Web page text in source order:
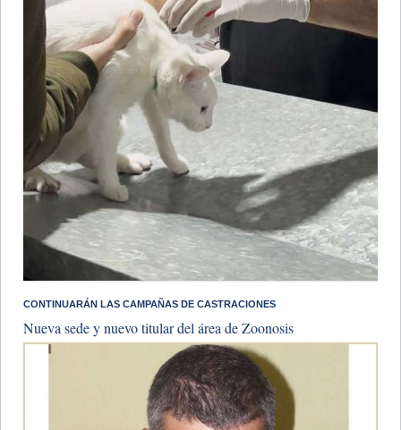
CONTINUARÁN LAS CAMPAÑAS DE CASTRACIONES
Nueva sede y nuevo titular del área de Zoonosis